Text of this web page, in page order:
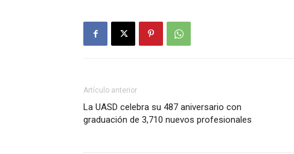
Artículo anterior
La UASD celebra su 487 aniversario con
graduación de 3,710 nuevos profesionales